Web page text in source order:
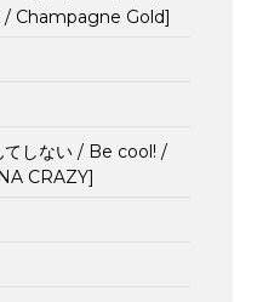
/ Champagne Gold]
てしない / Be cool! /
CRAZY]